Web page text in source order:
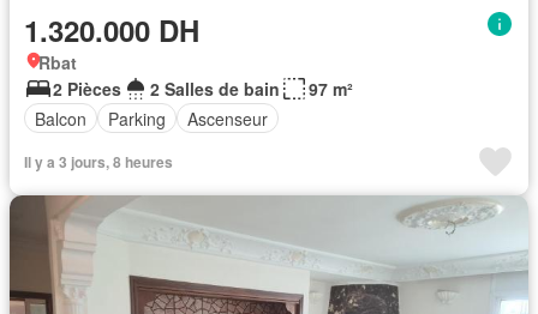
1.320.000 DH
Rbat
2 Pièces
2 Salles de bain
97 m²
Balcon
Parking Ascenseur
Il y a 3 jours, 8 heures